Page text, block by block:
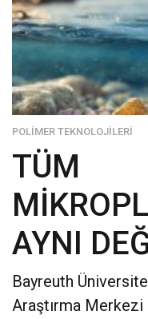
POLIMER TEKNOLOJILERI
TÜM
AYNI
Bayreuth
Araştırma